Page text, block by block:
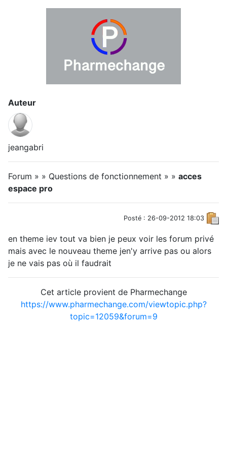
Auteur
jeangabri
Forum » » Questions de fonctionnement » » acces
espace pro
Posté : 26-09-2012 18:03
en theme iev tout va bien je peux voir les forum privé
mais avec le nouveau theme jen'y arrive pas ou alors
je ne vais pas où il faudrait
Cet article provient de Pharmechange
https://www.pharmechange.com/viewtopic.php?
topic=12059&forum=9